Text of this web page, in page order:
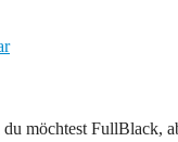
du möchtest FullBlack,